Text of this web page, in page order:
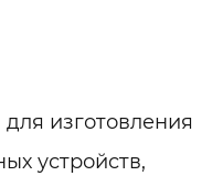
изготовления
устройств,